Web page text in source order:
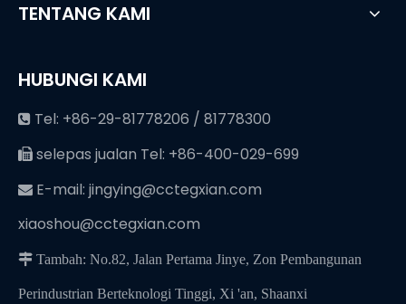
TENTANG KAMI
HUBUNGI KAMI
 Tel: +86-29-81778206 / 81778300
 selepas jualan Tel: +86-400-029-699
 E-mail: jingying@cctegxian.com
xiaoshou@cctegxian.com
 Tambah: No.82, Jalan Pertama Jinye, Zon Pembangunan
Perindustrian Berteknologi Tinggi, Xi 'an, Shaanxi